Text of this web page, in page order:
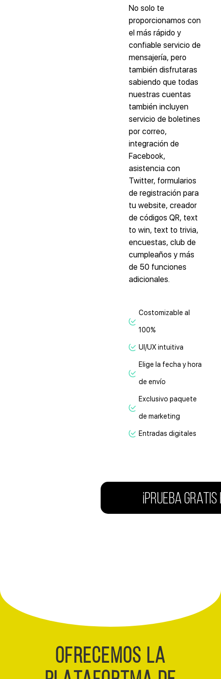
No solo te
proporcionamos con
el más rápido y
confiable servicio de
mensajería, pero
también disfrutaras
sabiendo que todas
nuestras cuentas
también incluyen
servicio de boletines
por correo,
integración de
Facebook,
asistencia con
Twitter, formularios
de registración para
tu website, creador
de códigos QR, text
to win, text to trivia,
encuestas, club de
cumpleaños y más
de 50 funciones
adicionales.
Costomizable al
100%
UI/UX intuitiva
Elige la fecha y hora
de envío
Exclusivo paquete
de marketing
Entradas digitales
¡PRUEBA
OFRECEMOS LA